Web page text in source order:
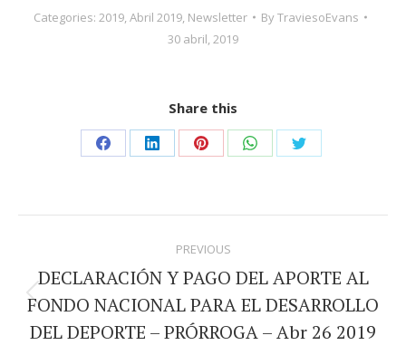
Categories: 2019,Abril 2019, Newsletter ByTraviesoEvans
30 abril, 2019
Share this
Share
Facebook
Share
LinkedIn
Share
Pinterest
Share
WhatsApp
Share
Twitter
navigation
PREVIOUS
Previous
post:
DECLARACIÓN Y PAGO DEL APORTE AL
FONDO NACIONAL PARA EL DESARROLLO
DEL DEPORTE – PRÓRROGA – Abr 26 2019